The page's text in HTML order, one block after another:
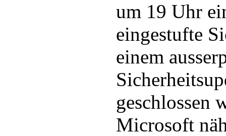
um 19 Uhr
eingestufte
einem
geschlossen
Microsoft